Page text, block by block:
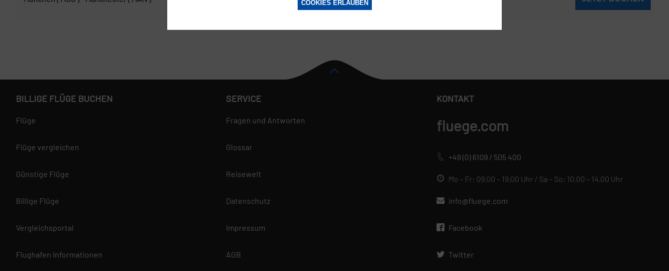
COOKIES ERLAUBEN
BILLIGE FLÜGE BUCHEN
Flüge
Flüge vergleichen
Günstige Flüge
Billige Flüge
Vergleichsportal
Flughafen Informationen
SERVICE
Fragen und Antworten
Glossar
Reisewelt
Datenschutz
Impressum
AGB
KONTAKT
fluege.com
+49 (0) 6109 / 505 400
Mo – Fr: 09.00 – 19.00 Uhr / Sa – So: 10.00 – 14.00 Uhr
info@fluege.com
Facebook
Twitter